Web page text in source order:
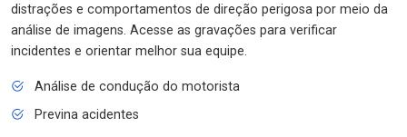
distrações e comportamentos de direção perigosa por meio da
análise de imagens. Acesse as gravações para verificar
incidentes e orientar melhor sua equipe.
Análise de condução do motorista
Previna acidentes